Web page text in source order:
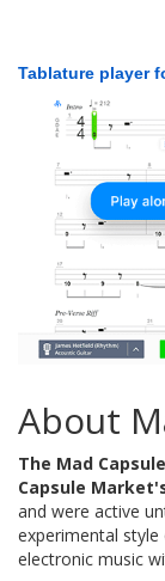
Tablature player
About
The Mad
Capsule
and were active
experimental
electronic music